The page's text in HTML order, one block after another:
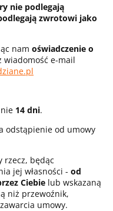
nie podlegają
zwrotowi jako
nam oświadczenie o
wiadomość e-mail
14 dni.
odstąpienie od umowy
rzecz, będąc
jej własności - od
Ciebie lub wskazaną
niż przewoźnik,
umowy.